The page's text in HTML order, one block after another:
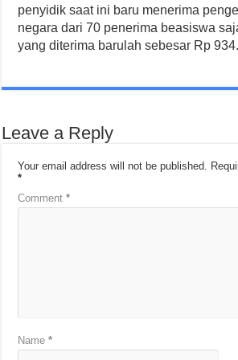
penyidik saat ini baru menerima
negara dari 70 penerima beasiswa
yang diterima barulah sebesar Rp
Leave a Reply
Your email address will not be published.
*
Comment*
Name*